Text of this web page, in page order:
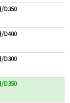
/D350
/D400
/D300
/D350